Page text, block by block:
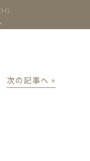
次の記事へ »